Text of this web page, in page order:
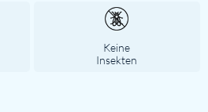
Keine
Insekten